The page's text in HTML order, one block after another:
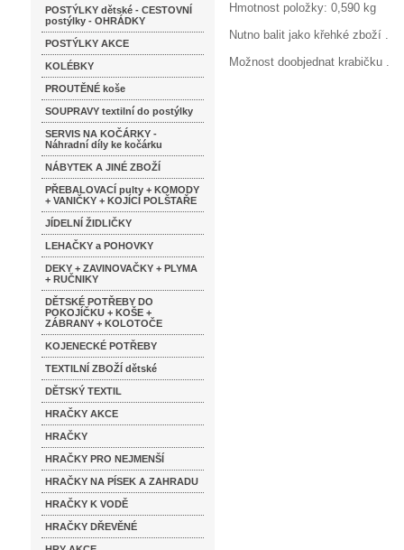
POSTÝLKY dětské - CESTOVNÍ
postýlky - OHRÁDKY
POSTÝLKY AKCE
KOLÉBKY
PROUTĚNÉ koše
SOUPRAVY textilní do postýlky
SERVIS NA KOČÁRKY -
Náhradní díly ke kočárku
NÁBYTEK A JINÉ ZBOŽÍ
PŘEBALOVACÍ pulty + KOMODY
+ VANIČKY + KOJÍCÍ POLŠTAŘE
JÍDELNÍ ŽIDLIČKY
LEHAČKY a POHOVKY
DEKY + ZAVINOVAČKY + PLYMA
+ RUČNIKY
DĚTSKÉ POTŘEBY DO
POKOJÍČKU + KOŠE +
ZÁBRANY + KOLOTOČE
KOJENECKÉ POTŘEBY
TEXTILNÍ ZBOŽÍ dětské
DĚTSKÝ TEXTIL
HRAČKY AKCE
HRAČKY
HRAČKY PRO NEJMENŠÍ
HRAČKY NA PÍSEK A ZAHRADU
HRAČKY K VODĚ
HRAČKY DŘEVĚNÉ
Hmotnost položky: 0,590 kg
Nutno balit jako křehké zboží .
Možnost doobjednat krabičku .